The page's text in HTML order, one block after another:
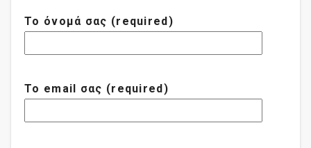
Το όνομά σας (required)
Το email σας (required)